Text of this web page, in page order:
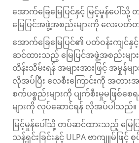
အောက်ခြေမြေပြင်နှင့် မြင့်မှုန်ပေ
မြေပြင်အဖွဲ့အစည်းများကို လေးပတ်တ
အောက်ခြေမြေပြင်၏ ပတ်ဝန်းကျင်နှ
ဆင်ထားသည့် မြေပြင်အဖွဲ့အစည်းမျ
ထိန်းသိမ်းရန် အများအားဖြင့် အမှုန်မ
လိုအပ်ပြီး လေစီးကြောင်းကို အတားအ
စက်ပစ္စည်းများကို ပျက်စီးမှုမဖြစ်စ
များကို လုပ်ဆောင်ရန် လိုအပ်ပါသည်။
မြင့်မှုန်ပေါ်သို့ တပ်ဆင်ထားသည့် မြေပြ
သန့်ရှင်းခြင်းနှင့် ULPA ဗာကျူမ်ဖြင့်